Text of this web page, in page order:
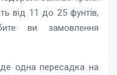
від 11 до 25 фунтів,
ви замовлення
одна пересадка на